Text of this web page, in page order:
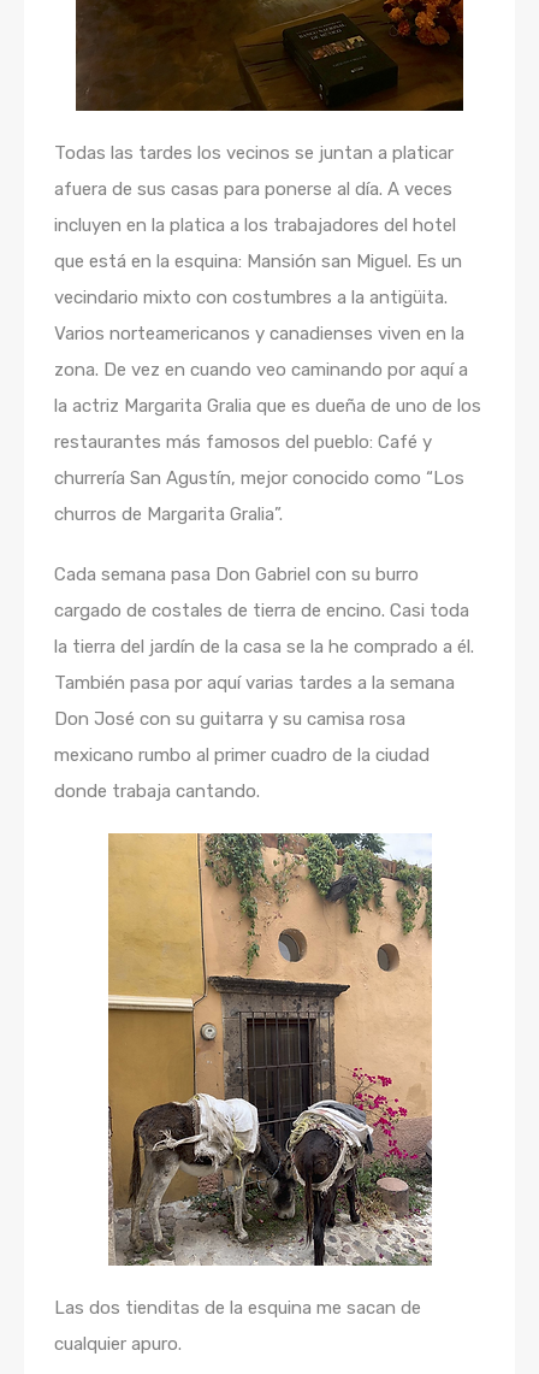
Todas las tardes los vecinos se juntan a platicar
afuera de sus casas para ponerse al día. A veces
incluyen en la platica a los trabajadores del hotel
que está en la esquina: Mansión san Miguel. Es un
vecindario mixto con costumbres a la antigüita.
Varios norteamericanos y canadienses viven en la
zona. De vez en cuando veo caminando por aquí a
la actriz Margarita Gralia que es dueña de uno de los
restaurantes más famosos del pueblo: Café y
churrería San Agustín, mejor conocido como “Los
churros de Margarita Gralia”.
Cada semana pasa Don Gabriel con su burro
cargado de costales de tierra de encino. Casi toda
la tierra del jardín de la casa se la he comprado a él.
También pasa por aquí varias tardes a la semana
Don José con su guitarra y su camisa rosa
mexicano rumbo al primer cuadro de la ciudad
donde trabaja cantando.
Las dos tienditas de la esquina me sacan de
cualquier apuro.